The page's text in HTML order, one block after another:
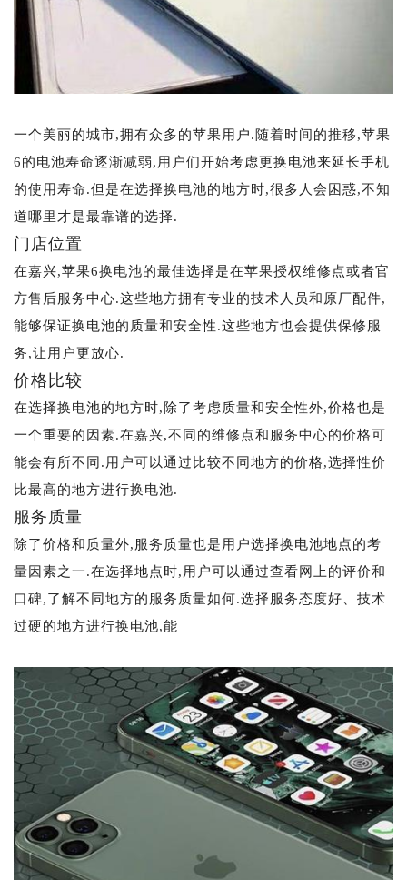
一个美丽的城市,拥有众多的苹果用户.随着时间的推移,苹果
6的电池寿命逐渐减弱,用户们开始考虑更换电池来延长手机
的使用寿命.但是在选择换电池的地方时,很多人会困惑,不知
道哪里才是最靠谱的选择.
门店位置
在嘉兴,苹果6换电池的最佳选择是在苹果授权维修点或者官
方售后服务中心.这些地方拥有专业的技术人员和原厂配件,
能够保证换电池的质量和安全性.这些地方也会提供保修服
务,让用户更放心.
价格比较
在选择换电池的地方时,除了考虑质量和安全性外,价格也是
一个重要的因素.在嘉兴,不同的维修点和服务中心的价格可
能会有所不同.用户可以通过比较不同地方的价格,选择性价
比最高的地方进行换电池.
服务质量
除了价格和质量外,服务质量也是用户选择换电池地点的考
量因素之一.在选择地点时,用户可以通过查看网上的评价和
口碑,了解不同地方的服务质量如何.选择服务态度好、技术
过硬的地方进行换电池,能